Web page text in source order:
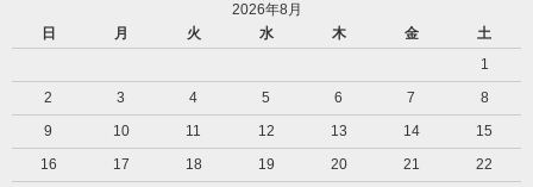
2026年8月
日
月 火 水 木 金
土
1
2
3 4 5 6 7
8
9
10 11 12 13 14
15
16
17 18 19 20 21
22